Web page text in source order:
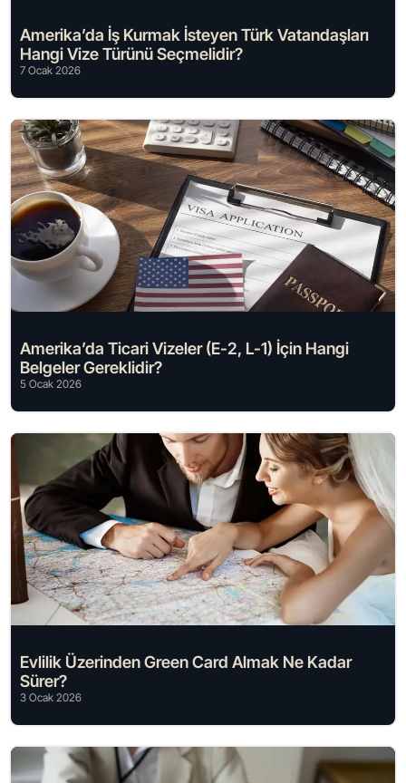
Amerika’da İş Kurmak İsteyen Türk Vatandaşları
Hangi Vize Türünü Seçmelidir?
7 Ocak 2026
Amerika’da Ticari Vizeler (E-2, L-1) İçin Hangi
Belgeler Gereklidir?
5 Ocak 2026
Evlilik Üzerinden Green Card Almak Ne Kadar
Sürer?
3 Ocak 2026